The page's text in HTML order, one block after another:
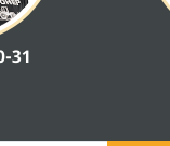
31